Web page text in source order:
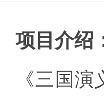
项目介绍
《三国